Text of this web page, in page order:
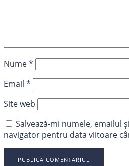
Nume*
Email *
Site web
Salvează-mi numele, emailul
navigator pentru data viitoare